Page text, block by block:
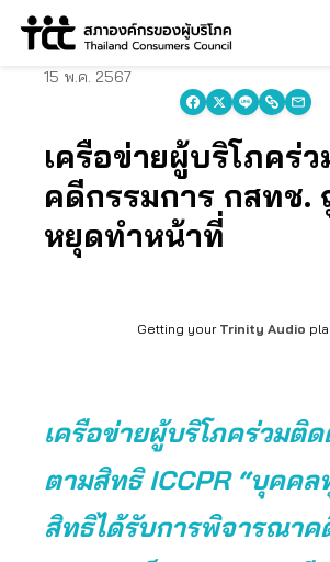
Skip
15 พ.ค. 2567
เครือข่ายผู้บริโภคร่
คดีกรรมการ กสทช.
หยุดทำหน้าที่
Getting your Trinity Audio
เครือข่ายผู้บริโภคร่วมติ
ตามสิทธิ ICCPR “บุคค
สิทธิได้รับการพิจารณาค